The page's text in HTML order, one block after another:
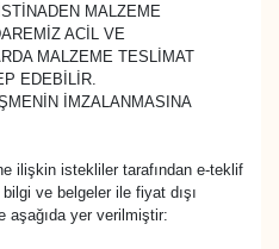
MALZEME
ACİL VE
MALZEME TESLİMAT
EDEBİLİR.
İMZALANMASINA
ilişkin istekliler tarafından e-teklif
ve belgeler ile fiyat dışı
aşağıda yer verilmiştir: